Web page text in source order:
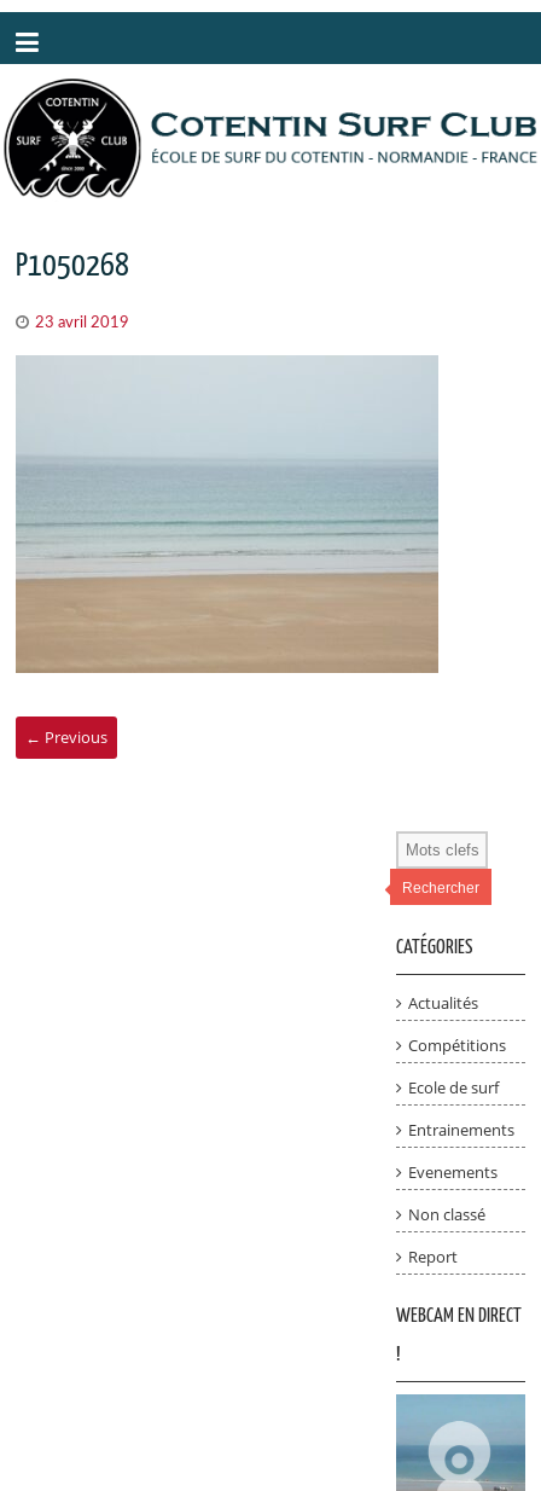
P1050268
23 avril 2019
← Previous
Rechercher
CATÉGORIES
Actualités
Compétitions
Ecole de surf
Entrainements
Evenements
Non classé
Report
WEBCAM EN DIRECT
!
Panneau de gestion des cookies